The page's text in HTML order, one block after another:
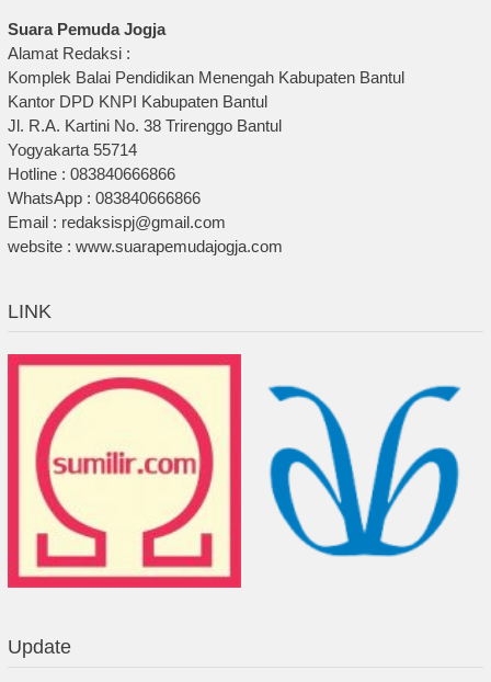
Suara Pemuda Jogja
Alamat Redaksi :
Komplek Balai Pendidikan Menengah Kabupaten Bantul
Kantor DPD KNPI Kabupaten Bantul
Jl. R.A. Kartini No. 38 Trirenggo Bantul
Yogyakarta 55714
Hotline : 083840666866
WhatsApp : 083840666866
Email : redaksispj@gmail.com
website : www.suarapemudajogja.com
LINK
Update